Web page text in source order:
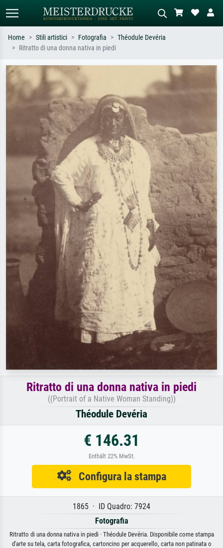
Cerca per artista, titolo o stile – es.
Monet, Notte stellata,
Impressionismo, onda di Hokusai,
nudo.
Descrivi la scena – es. prato verde,
astratto con molto rosso, dipinto a
olio scuro, nudo in piedi vicino a un
Home Stili artistici Fotografia
Théodule Devéria
Ritratto di una donna nativa in piedi
Ritratto di una donna nativa in piedi
((Portrait of a Native Woman Standing))
Théodule Devéria
€ 146.31
Enthält 22% MwSt.
Configura la stampa
1865 · ID Quadro: 7924
Fotografia
Ritratto di una donna nativa in piedi · Théodule Devéria. Disponibile come stampa
d'arte su tela, carta fotografica, cartoncino per acquerello, carta non patinata o